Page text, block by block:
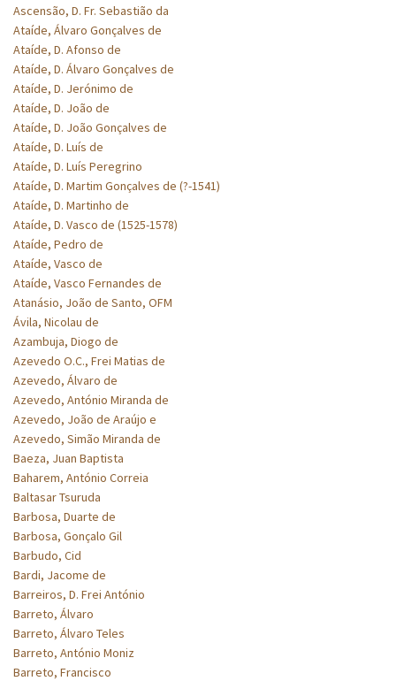
Ascensão, D. Fr. Sebastião da
Ataíde, Álvaro Gonçalves de
Ataíde, D. Afonso de
Ataíde, D. Álvaro Gonçalves de
Ataíde, D. Jerónimo de
Ataíde, D. João de
Ataíde, D. João Gonçalves de
Ataíde, D. Luís de
Ataíde, D. Luís Peregrino
Ataíde, D. Martim Gonçalves de (?-1541)
Ataíde, D. Martinho de
Ataíde, D. Vasco de (1525-1578)
Ataíde, Pedro de
Ataíde, Vasco de
Ataíde, Vasco Fernandes de
Atanásio, João de Santo, OFM
Ávila, Nicolau de
Azambuja, Diogo de
Azevedo O.C., Frei Matias de
Azevedo, Álvaro de
Azevedo, António Miranda de
Azevedo, João de Araújo e
Azevedo, Simão Miranda de
Baeza, Juan Baptista
Baharem, António Correia
Baltasar Tsuruda
Barbosa, Duarte de
Barbosa, Gonçalo Gil
Barbudo, Cid
Bardi, Jacome de
Barreiros, D. Frei António
Barreto, Álvaro
Barreto, Álvaro Teles
Barreto, António Moniz
Barreto, Francisco